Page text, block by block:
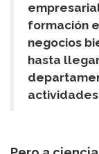
formación
negocios
hasta